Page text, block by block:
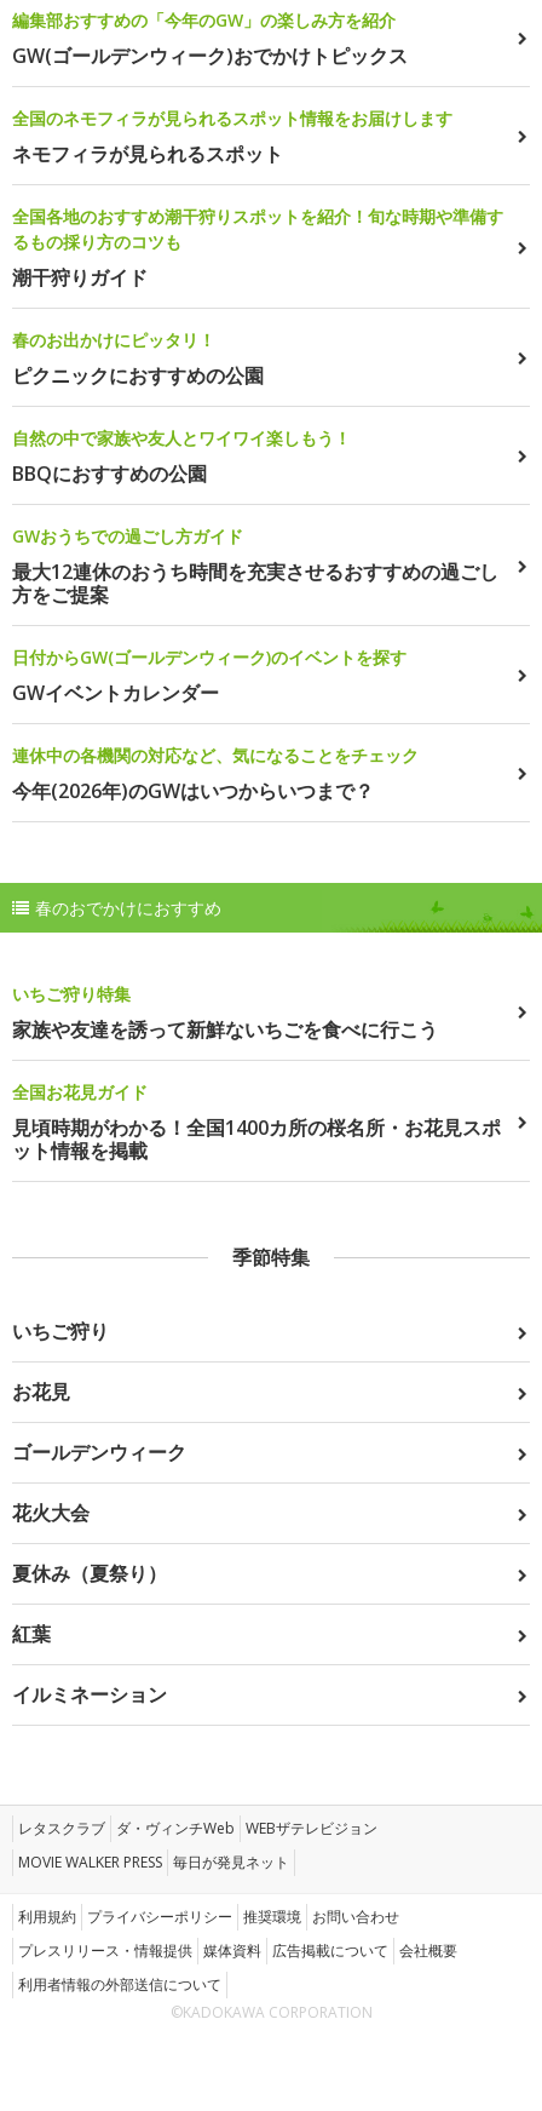
編集部おすすめの「今年のGW」の楽しみ方を紹介
GW(ゴールデンウィーク)おでかけトピックス
全国のネモフィラが見られるスポット情報をお届けします
ネモフィラが見られるスポット
全国各地のおすすめ潮干狩りスポットを紹介！旬な時期や準備す
るもの採り方のコツも
潮干狩りガイド
春のお出かけにピッタリ！
ピクニックにおすすめの公園
自然の中で家族や友人とワイワイ楽しもう！
BBQにおすすめの公園
GWおうちでの過ごし方ガイド
最大12連休のおうち時間を充実させるおすすめの過ごし
方をご提案
日付からGW(ゴールデンウィーク)のイベントを探す
GWイベントカレンダー
連休中の各機関の対応など、気になることをチェック
今年(2026年)のGWはいつからいつまで？
春のおでかけにおすすめ
いちご狩り特集
家族や友達を誘って新鮮ないちごを食べに行こう
全国お花見ガイド
見頃時期がわかる！全国1400カ所の桜名所・お花見スポ
ット情報を掲載
季節特集
いちご狩り
お花見
ゴールデンウィーク
花火大会
夏休み（夏祭り）
紅葉
イルミネーション
レタスクラブ ダ・ヴィンチWeb WEBザテレビジョン
MOVIE WALKER PRESS 毎日が発見ネット
利用規約 プライバシーポリシー 推奨環境 お問い合わせ
プレスリリース・情報提供 媒体資料 広告掲載について 会社概要
利用者情報の外部送信について
©KADOKAWA CORPORATION